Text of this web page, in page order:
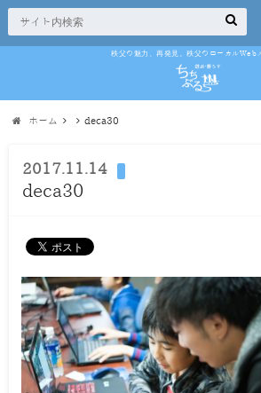
秩父の魅力、再発見。秩父のローカルWeb
ホーム deca30
2017.11.14
deca30